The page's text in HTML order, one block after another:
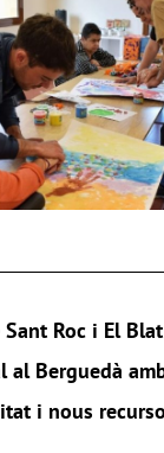
Sant Roc i El
al Berguedà
i nous